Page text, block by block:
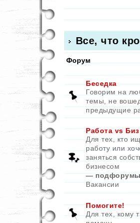
Все, что
Форум
Беседка
Говорим на
темы, не
предыдущие
Работа vs
Для тех, кто
работу или
заняться
бизнесом
—
Вакансии
Помогите!
Для тех, кому